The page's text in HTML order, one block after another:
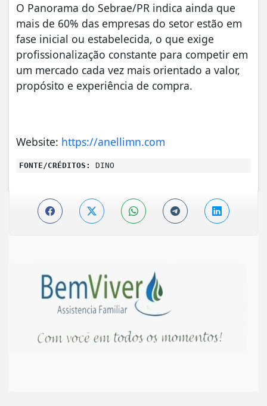
O Panorama do Sebrae/PR indica ainda que
mais de 60% das empresas do setor estão em
fase inicial ou estabelecida, o que exige
profissionalização constante para competir em
um mercado cada vez mais orientado a valor,
propósito e experiência de compra.
Website: https://anellimn.com
FONTE/CRÉDITOS: DINO